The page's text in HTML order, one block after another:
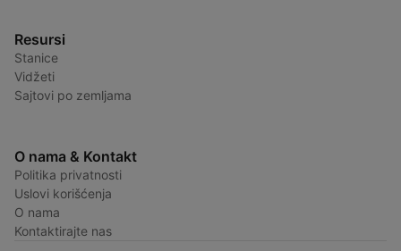
Resursi
Stanice
Vidžeti
Sajtovi po zemljama
O nama & Kontakt
Politika privatnosti
Uslovi korišćenja
O nama
Kontaktirajte nas